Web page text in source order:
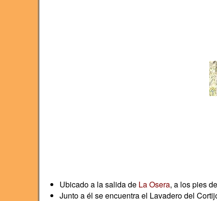
Ubicado a la salida de La Osera, a los pies
Junto a él se encuentra el Lavadero del